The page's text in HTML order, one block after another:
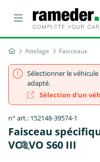
Attelage Faisceaux
Sélectionner le
adapté.
Sélection d'un
n° art.: 152148-39574-1
Faisceau
VOLVO S60 III